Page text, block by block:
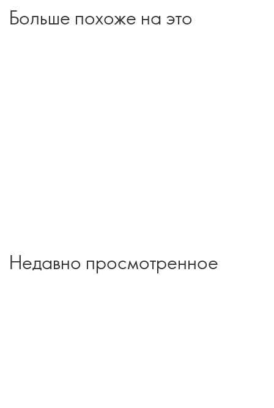
Больше похоже на это
Недавно просмотренное